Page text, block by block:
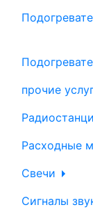
прочие
Расходные
Свечи
Сигналы